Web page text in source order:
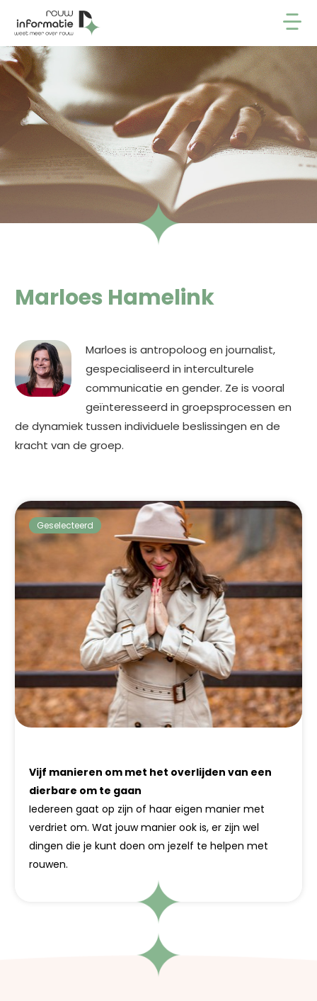
Marloes Hamelink
Marloes is antropoloog en journalist,
gespecialiseerd in interculturele
communicatie en gender. Ze is vooral
geïnteresseerd in groepsprocessen en
de dynamiek tussen individuele beslissingen en de
kracht van de groep.
Geselecteerd
Vijf manieren om met het overlijden van een
dierbare om te gaan
Iedereen gaat op zijn of haar eigen manier met
verdriet om. Wat jouw manier ook is, er zijn wel
dingen die je kunt doen om jezelf te helpen met
rouwen.